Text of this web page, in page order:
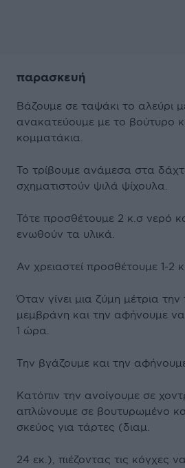
παρασκευή
Βάζουμε σε ταψάκι το αλεύρι
ανακατεύουμε με το βούτυρο
κομματάκια.
Το τρίβουμε ανάμεσα στα
σχηματιστούν ψιλά ψίχουλα.
Τότε προσθέτουμε 2 κ.σ νερό
ενωθούν τα υλικά.
Αν χρειαστεί προσθέτουμε 1-2
Όταν γίνει μια ζύμη μέτρια την
μεμβράνη και την αφήνουμε
1 ώρα.
Την βγάζουμε και την
Κατόπιν την ανοίγουμε σε
απλώνουμε σε βουτυρωμένο
σκεύος για τάρτες (διαμ.
24 εκ.), πιέζοντας τις κόγχες